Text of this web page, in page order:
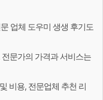
업체 도우미 생생 후기도
문가의 가격과 서비스는
비용, 전문업체 추천 리